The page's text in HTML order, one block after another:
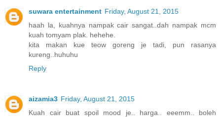
suwara entertainment Friday, August 21, 2015
haah la, kuahnya nampak cair sangat..dah nampak mcm
kuah tomyam plak. hehehe.
kita makan kue teow goreng je tadi, pun rasanya
kureng..huhuhu
Reply
aizamia3 Friday, August 21, 2015
Kuah cair buat spoil mood je.. harga.. eeemm.. boleh